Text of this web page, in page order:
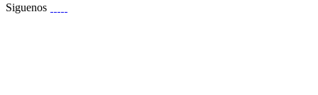
Siguenos